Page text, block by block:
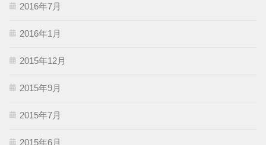
2016年7月
2016年1月
2015年12月
2015年9月
2015年7月
2015年6月